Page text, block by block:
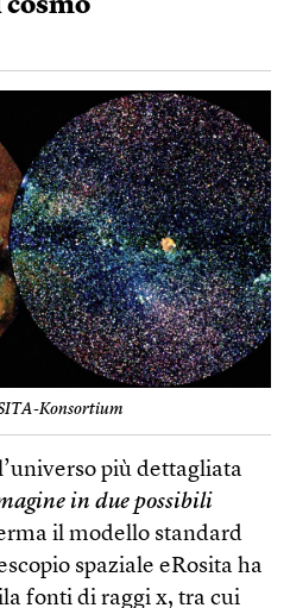
Konsortium
più dettagliata
in due possibili
il modello standard
spaziale eRosita ha
fonti di raggi x, tra cui